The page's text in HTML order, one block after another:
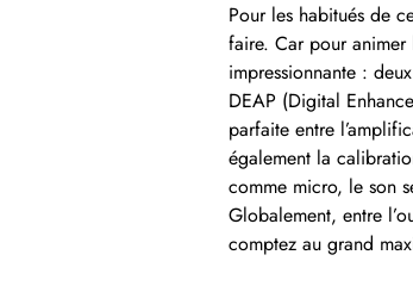
Pour les habitués de
faire. Car pour animer
impressionnante :
DEAP (Digital
parfaite entre
également la
comme micro, le son
Globalement, entre
comptez au grand